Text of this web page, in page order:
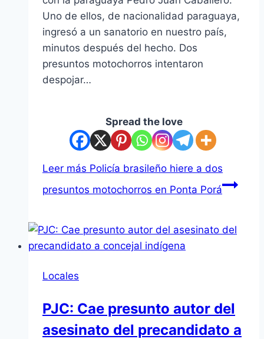
Uno de ellos, de nacionalidad paraguaya,
ingresó a un sanatorio en nuestro país,
minutos después del hecho. Dos
presuntos motochorros intentaron
despojar…
Spread the love
Leer más Policía brasileño hiere a dos
presuntos motochorros en Ponta Porá
Locales
PJC: Cae presunto autor del
asesinato del precandidato a